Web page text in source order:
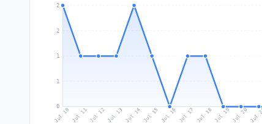
0
1
1
2
2
Jul 10 Jul 11Jul 12Jul 13 Jul 14 Jul 15 Jul 16 Jul 17 Jul 18Jul 19 Jul 20 Jul